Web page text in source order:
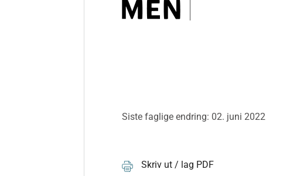
Siste faglige endring: 02. juni 2022
Skriv ut / lag PDF